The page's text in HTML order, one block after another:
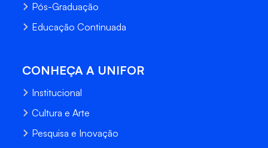
Pós-Graduação
Educação Continuada
CONHEÇA A UNIFOR
Institucional
Cultura e Arte
Pesquisa e Inovação